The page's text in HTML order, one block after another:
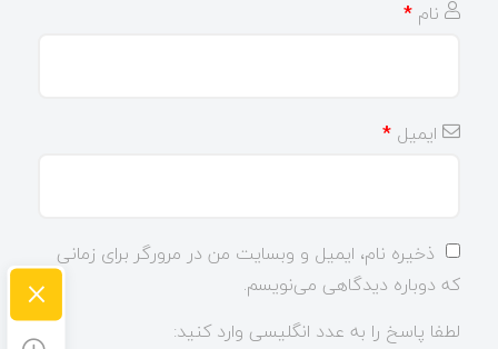
نام *
ایمیل *
ذخیره نام، ایمیل و وبسایت من در مرورگر برای زمانی
که دوباره دیدگاهی می‌نویسم.
لطفا پاسخ را به عدد انگلیسی وارد کنید:
×